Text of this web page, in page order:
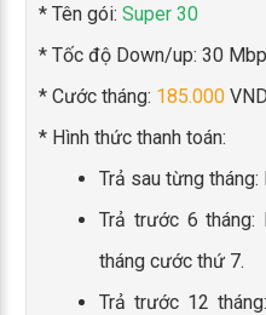
* Tên gói: Super 30
* Tốc độ Down/up: 30
* Cước tháng: 185.000
* Hình thức thanh toán:
Trả sau từng
Trả trước 6
tháng cước thứ 7.
Trả trước 12